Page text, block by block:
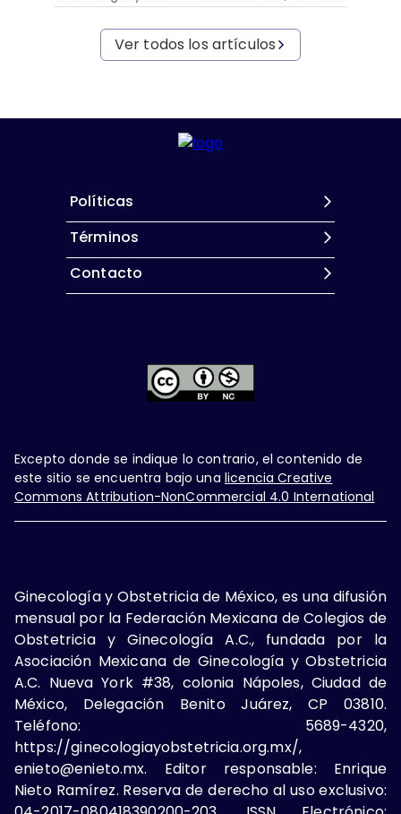
Ver todos los artículos
Políticas
Términos
Contacto
Excepto donde se indique lo contrario, el contenido de
este sitio se encuentra bajo una licencia Creative
Commons Attribution-NonCommercial 4.0 International
Ginecología y Obstetricia de México, es una difusión
mensual por la Federación Mexicana de Colegios de
Obstetricia y Ginecología A.C., fundada por la
Asociación Mexicana de Ginecología y Obstetricia
A.C. Nueva York #38, colonia Nápoles, Ciudad de
México, Delegación Benito Juárez, CP 03810.
Teléfono: 5689-4320,
https://ginecologiayobstetricia.org.mx/,
enieto@enieto.mx. Editor responsable: Enrique
Nieto Ramírez. Reserva de derecho al uso exclusivo: